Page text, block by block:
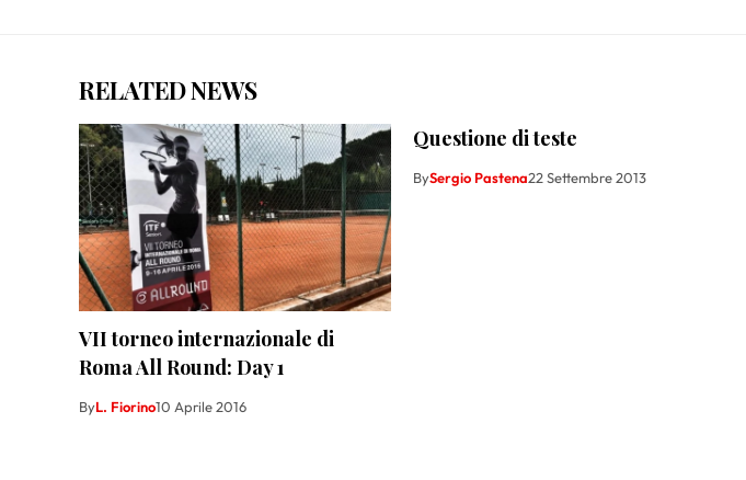
RELATED NEWS
VII torneo internazionale di
Roma All Round: Day 1
ByL. Fiorino10 Aprile 2016
Questione di teste
BySergio Pastena22 Settembre 2013